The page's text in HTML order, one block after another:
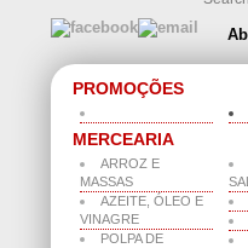
PROMOÇÕES
MERCEARIA
ARROZ E
MASSAS
AZEITE, ÓLEO E
VINAGRE
POLPA DE